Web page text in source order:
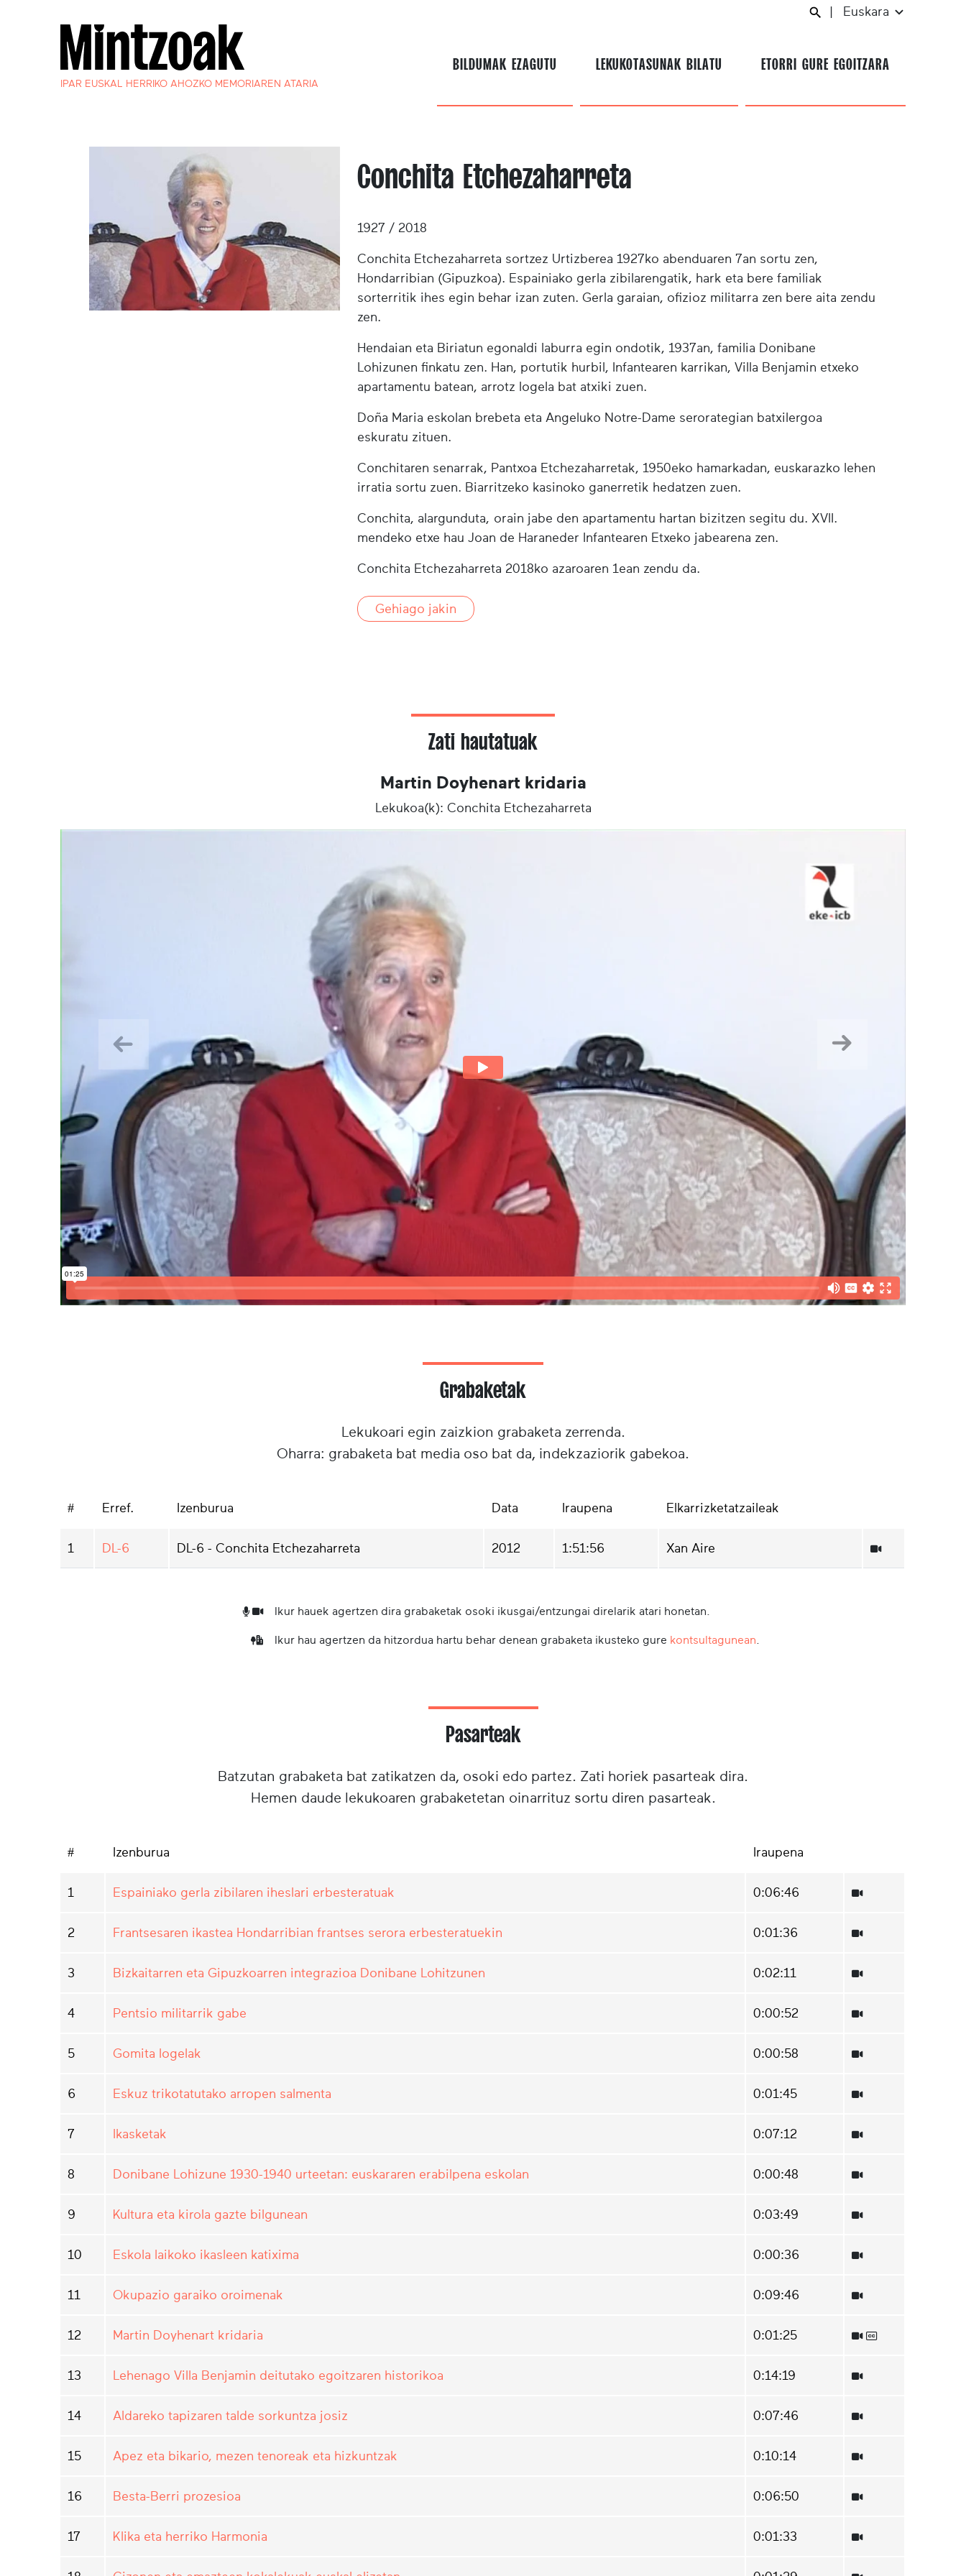
IPAR EUSKAL HERRIKO AHOZKO MEMORIAREN ATARIA
Euskara
BILDUMAK EZAGUTU LEKUKOTASUNAK BILATU ETORRI GURE EGOITZARA
Conchita Etchezaharreta
1927 / 2018
Conchita Etchezaharreta sortzez Urtizberea 1927ko abenduaren 7an sortu zen,
Hondarribian (Gipuzkoa). Espainiako gerla zibilarengatik, hark eta bere familiak
sorterritik ihes egin behar izan zuten. Gerla garaian, ofizioz militarra zen bere aita zendu
zen.
Hendaian eta Biriatun egonaldi laburra egin ondotik, 1937an, familia Donibane
Lohizunen finkatu zen. Han, portutik hurbil, Infantearen karrikan, Villa Benjamin etxeko
apartamentu batean, arrotz logela bat atxiki zuen.
Doña Maria eskolan brebeta eta Angeluko Notre-Dame serorategian batxilergoa
eskuratu zituen.
Conchitaren senarrak, Pantxoa Etchezaharretak, 1950eko hamarkadan, euskarazko lehen
irratia sortu zuen. Biarritzeko kasinoko ganerretik hedatzen zuen.
Conchita, alargunduta, orain jabe den apartamentu hartan bizitzen segitu du. XVII.
mendeko etxe hau Joan de Haraneder Infantearen Etxeko jabearena zen.
Conchita Etchezaharreta 2018ko azaroaren 1ean zendu da.
Gehiago jakin
Zati hautatuak
Martin Doyhenart kridaria
Lekukoa(k): Conchita Etchezaharreta
Aurrekoa Hurrengoa
Grabaketak
Lekukoari egin zaizkion grabaketa zerrenda.
Oharra: grabaketa bat media oso bat da, indekzaziorik gabekoa.
# Erref. Izenburua Data Iraupena Elkarrizketatzaileak
1 DL-6 DL-6 - Conchita Etchezaharreta 2012 1:51:56 Xan Aire
Ikur hauek agertzen dira grabaketak osoki ikusgai/entzungai direlarik atari honetan.
Ikur hau agertzen da hitzordua hartu behar denean grabaketa ikusteko gure kontsultagunean
Pasarteak
Batzutan grabaketa bat zatikatzen da, osoki edo partez. Zati horiek pasarteak dira.
Hemen daude lekukoaren grabaketetan oinarrituz sortu diren pasarteak.
# Izenburua Iraupena
1 Espainiako gerla zibilaren iheslari erbesteratuak 0:06:46
2 Frantsesaren ikastea Hondarribian frantses serora erbesteratuekin 0:01:36
3 Bizkaitarren eta Gipuzkoarren integrazioa Donibane Lohitzunen 0:02:11
4 Pentsio militarrik gabe 0:00:52
5 Gomita logelak 0:00:58
6 Eskuz trikotatutako arropen salmenta 0:01:45
7 Ikasketak 0:07:12
8 Donibane Lohizune 1930-1940 urteetan: euskararen erabilpena eskolan 0:00:48
9 Kultura eta kirola gazte bilgunean 0:03:49
10 Eskola laikoko ikasleen katixima 0:00:36
11 Okupazio garaiko oroimenak 0:09:46
12 Martin Doyhenart kridaria 0:01:25
13 Lehenago Villa Benjamin deitutako egoitzaren historikoa 0:14:19
14 Aldareko tapizaren talde sorkuntza josiz 0:07:46
15 Apez eta bikario, mezen tenoreak eta hizkuntzak 0:10:14
16 Besta-Berri prozesioa 0:06:50
17 Klika eta herriko Harmonia 0:01:33